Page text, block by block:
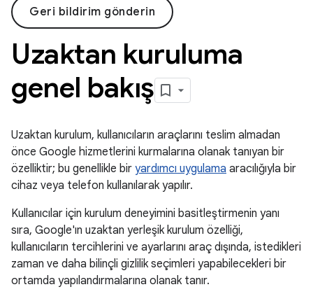
Geri bildirim gönderin
Uzaktan kuruluma
genel bakış
Uzaktan kurulum, kullanıcıların araçlarını teslim almadan
önce Google hizmetlerini kurmalarına olanak tanıyan bir
özelliktir; bu genellikle bir yardımcı uygulama aracılığıyla bir
cihaz veya telefon kullanılarak yapılır.
Kullanıcılar için kurulum deneyimini basitleştirmenin yanı
sıra, Google'ın uzaktan yerleşik kurulum özelliği,
kullanıcıların tercihlerini ve ayarlarını araç dışında, istedikleri
zaman ve daha bilinçli gizlilik seçimleri yapabilecekleri bir
ortamda yapılandırmalarına olanak tanır.